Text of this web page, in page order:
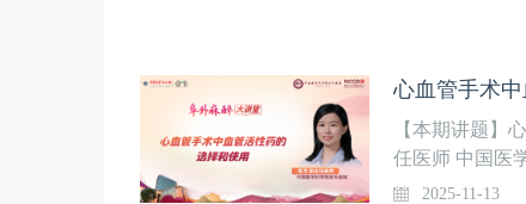
心血管手术中
【本期讲题】
任医师 中国医
2025-11-13